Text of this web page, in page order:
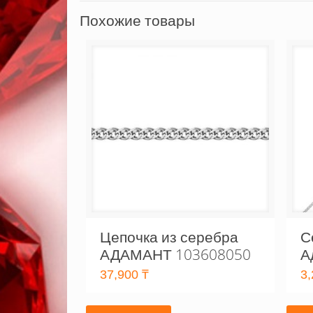
Похожие товары
Цепочка из серебра
АДАМАНТ 103608050
37,900 ₸